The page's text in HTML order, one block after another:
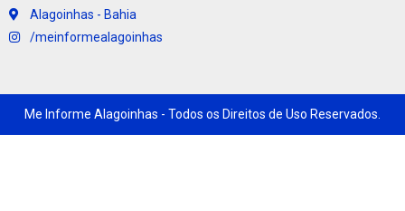
Alagoinhas - Bahia
/meinformealagoinhas
Me Informe Alagoinhas - Todos os Direitos de Uso Reservados.